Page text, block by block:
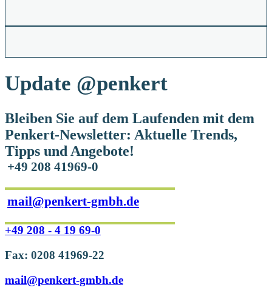
Update @penkert
Bleiben Sie auf dem Laufenden mit dem
Penkert-Newsletter: Aktuelle Trends,
Tipps und Angebote!
+49 208 41969-0
mail@penkert-gmbh.de
+49 208 - 4 19 69-0
Fax: 0208 41969-22
mail@penkert-gmbh.de